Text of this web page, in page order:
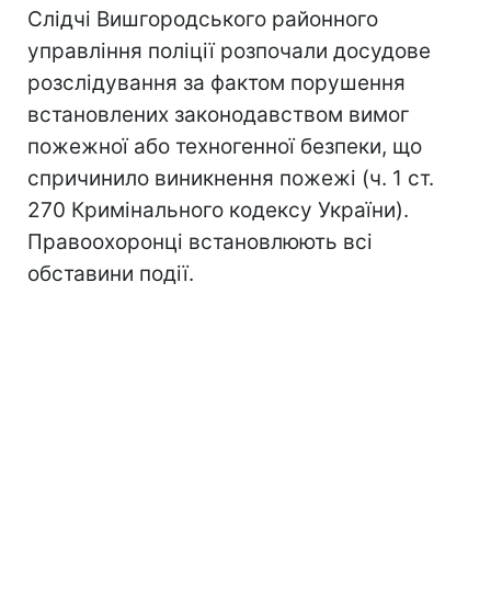
Слідчі Вишгородського районного
управління поліції розпочали досудове
розслідування за фактом порушення
встановлених законодавством вимог
пожежної або техногенної безпеки, що
спричинило виникнення пожежі (ч. 1 ст.
270 Кримінального кодексу України).
Правоохоронці встановлюють всі
обставини події.